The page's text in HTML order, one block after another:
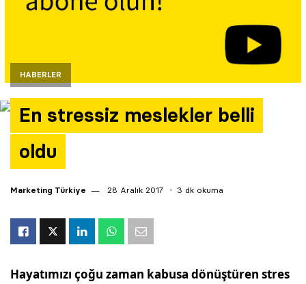
HABERLER
En stressiz meslekler belli
oldu
Marketing Türkiye 28 Aralık 2017 3 dk okuma
Hayatımızı çoğu zaman kabusa dönüştüren stres
Yazarlar
Araştırma